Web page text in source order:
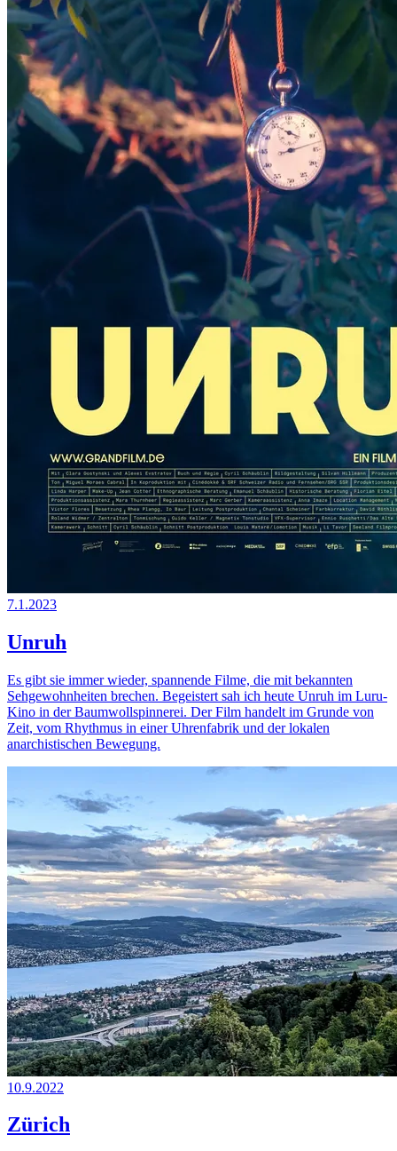
7.1.2023
Unruh
Es gibt sie immer wieder, spannende Filme, die mit bekannten
Sehgewohnheiten brechen. Begeistert sah ich heute Unruh im Luru-
Kino in der Baumwollspinnerei. Der Film handelt im Grunde von
Zeit, vom Rhythmus in einer Uhrenfabrik und der lokalen
anarchistischen Bewegung.
10.9.2022
Zürich